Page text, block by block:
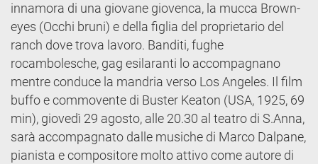
innamora di una giovane giovenca, la mucca Brown-
eyes (Occhi bruni) e della figlia del proprietario del
ranch dove trova lavoro. Banditi, fughe
rocambolesche, gag esilaranti lo accompagnano
mentre conduce la mandria verso Los Angeles. Il film
buffo e commovente di Buster Keaton (USA, 1925, 69
min), giovedì 29 agosto, alle 20.30 al teatro di S.Anna,
sarà accompagnato dalle musiche di Marco Dalpane,
pianista e compositore molto attivo come autore di